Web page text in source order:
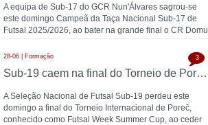
A equipa de Sub-17 do GCR Nun'Álvares sagrou-se
este domingo Campeã da Taça Nacional Sub-17 de
Futsal 2025/2026, ao bater na grande final o CR Domu
28-06 | Formação
Sub-19 caem na final do Torneio de Poreč diante da Espanha (1-2)
A Seleção Nacional de Futsal Sub-19 perdeu este
domingo a final do Torneio Internacional de Poreč,
conhecido como Futsal Week Summer Cup, ao ceder
3